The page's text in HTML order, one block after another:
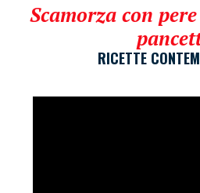
Scamorza con
RICETTE